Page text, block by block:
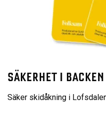
SÄKERHET I BACKEN
Säker skidåkning i